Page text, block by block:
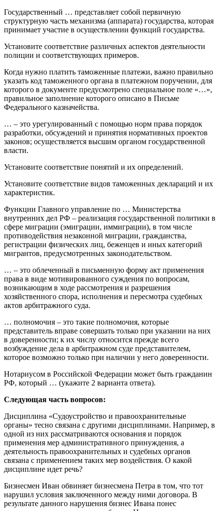
Государственный … представляет собой первичную
структурную часть механизма (аппарата) государства, которая
принимает участие в осуществлении функций государства.
Установите соответствие различных аспектов деятельности
полиции и соответствующих примеров.
Когда нужно платить таможенные платежи, важно правильно
указать код таможенного органа в платежном поручении, для
которого в документе предусмотрено специальное поле «…»,
правильное заполнение которого описано в Письме
Федерального казначейства.
… – это урегулированный с помощью норм права порядок
разработки, обсуждений и принятия нормативных проектов
законов; осуществляется высшим органом государственной
власти.
Установите соответствие понятий и их определений.
Установите соответствие видов таможенных деклараций и их
характеристик.
Функции Главного управление по … Министерства
внутренних дел РФ – реализация государственной политики в
сфере миграции (эмиграции, иммиграции), в том числе
противодействия незаконной миграции, гражданства,
регистрации физических лиц, беженцев и иных категорий
мигрантов, предусмотренных законодательством.
… – это облеченный в письменную форму акт применения
права в виде мотивированного суждения по вопросам,
возникающим в ходе рассмотрения и разрешения
хозяйственного спора, исполнения и пересмотра судебных
актов арбитражного суда.
… полномочия – это такие полномочия, которые
представитель вправе совершать только при указании на них
в доверенности; к их числу относится прежде всего
возбуждение дела в арбитражном суде представителем,
которое возможно только при наличии у него доверенности.
Нотариусом в Российской Федерации может быть гражданин
РФ, который … (укажите 2 варианта ответа).
Следующая часть вопросов:
Дисциплина «Судоустройство и правоохранительные
органы» тесно связана с другими дисциплинами. Например, в
одной из них рассматриваются основания и порядок
применения мер административного принуждения, а
деятельность правоохранительных и судебных органов
связана с применением таких мер воздействия. О какой
дисциплине идет речь?
Бизнесмен Иван обвиняет бизнесмена Петра в том, что тот
нарушил условия заключенного между ними договора. В
результате данного нарушения бизнес Ивана понес